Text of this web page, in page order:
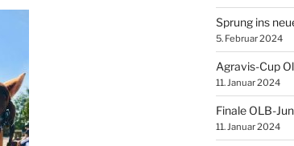
Sprung ins
5. Februar 2024
Agravis-Cup
11. Januar 2024
Finale OLB-
11. Januar 2024